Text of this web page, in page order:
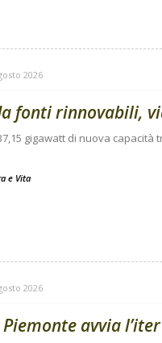
2026
fonti rinnovabili,
gigawatt di nuova
e Vita
2026
avvia